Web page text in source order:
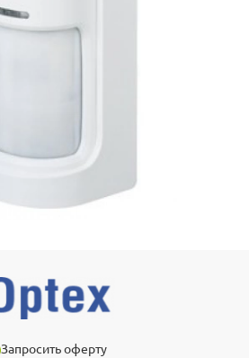
Запросить оферту